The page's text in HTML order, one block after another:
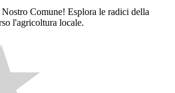
Comune! Esplora le radici della
l'agricoltura locale.